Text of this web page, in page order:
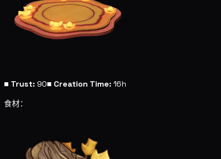
■ Trust: 90■ Creation Time: 16h
食材：